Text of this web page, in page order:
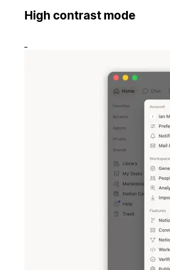
High contrast mode